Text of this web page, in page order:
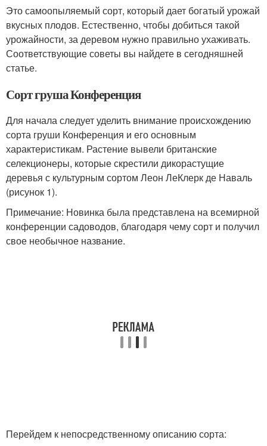
Это самоопыляемый сорт, который дает богатый урожай
вкусных плодов. Естественно, чтобы добиться такой
урожайности, за деревом нужно правильно ухаживать.
Соответствующие советы вы найдете в сегодняшней
статье.
Сорт груша Конференция
Для начала следует уделить внимание происхождению
сорта груши Конференция и его основным
характеристикам. Растение вывели британские
селекционеры, которые скрестили дикорастущие
деревья с культурным сортом Леон ЛеКлерк де Наваль
(рисунок 1).
Примечание: Новинка была представлена на всемирной
конференции садоводов, благодаря чему сорт и получил
свое необычное название.
Перейдем к непосредственному описанию сорта: